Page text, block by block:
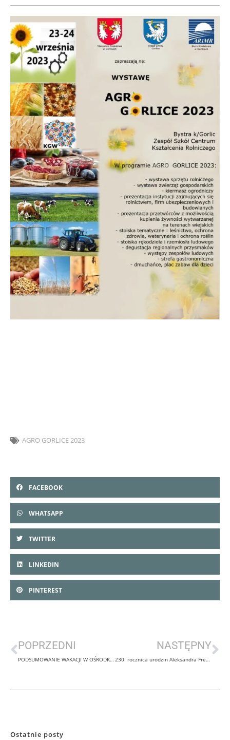
AGRO GORLICE 2023
FACEBOOK
WHATSAPP
TWITTER
LINKEDIN
PINTEREST
POPRZEDNI
PODSUMOWANIE WAKACJI W OŚRODKU KULTURY GMINY GORLICE w Ropicy Polskiej
NASTĘPNY
230. rocznica urodzin Aleksandra Fredry
Ostatnie posty